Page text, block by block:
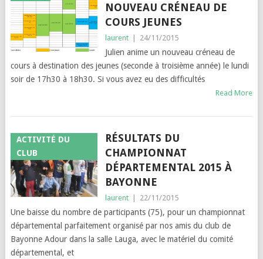
NOUVEAU CRÉNEAU DE
COURS JEUNES
laurent 24/11/2015
Julien anime un nouveau créneau de
cours à destination des jeunes (seconde à troisième année) le lundi
soir de 17h30 à 18h30. Si vous avez eu des difficultés
Read More
ACTIVITÉ DU
CLUB
RÉSULTATS DU
CHAMPIONNAT
DÉPARTEMENTAL 2015 À
BAYONNE
laurent 22/11/2015
Une baisse du nombre de participants (75), pour un championnat
départemental parfaitement organisé par nos amis du club de
Bayonne Adour dans la salle Lauga, avec le matériel du comité
départemental, et